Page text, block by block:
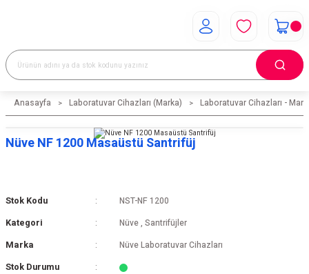
Anasayfa Laboratuvar Cihazları (Marka) Laboratuvar Cihazları -
Nüve NF 1200 Masaüstü Santrifüj
Stok Kodu NST-NF 1200
Kategori Nüve , Santrifüjler
Marka Nüve Laboratuvar Cihazları
Stok Durumu